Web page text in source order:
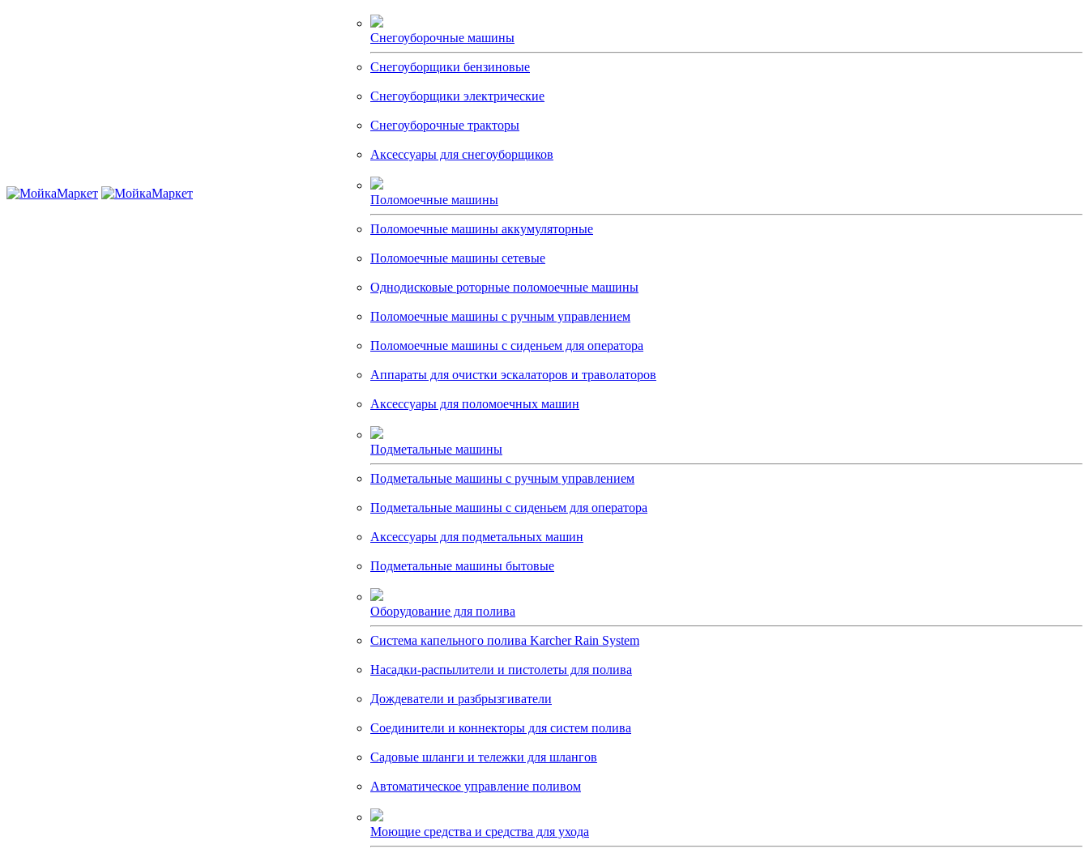
Снегоуборочные машины
Снегоуборщики бензиновые
Снегоуборщики электрические
Снегоуборочные тракторы
Аксессуары для снегоуборщиков
Поломоечные машины
Поломоечные машины аккумуляторные
Поломоечные машины сетевые
Однодисковые роторные поломоечные машины
Поломоечные машины с ручным управлением
Поломоечные машины с сиденьем для оператора
Аппараты для очистки эскалаторов и траволаторов
Аксессуары для поломоечных машин
Подметальные машины
Подметальные машины с ручным управлением
Подметальные машины с сиденьем для оператора
Аксессуары для подметальных машин
Подметальные машины бытовые
Оборудование для полива
Система капельного полива Karcher Rain System
Насадки-распылители и пистолеты для полива
Дождеватели и разбрызгиватели
Соединители и коннекторы для систем полива
Садовые шланги и тележки для шлангов
Автоматическое управление поливом
Моющие средства и средства для ухода